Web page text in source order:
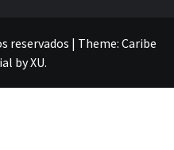
reservados | Theme: Caribe
byXU.